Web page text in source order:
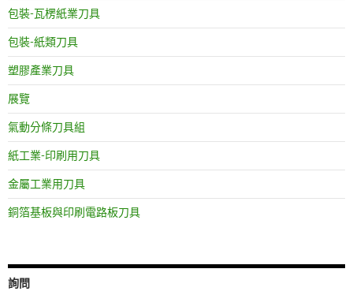
包裝-瓦楞紙業刀具
包裝-紙類刀具
塑膠產業刀具
展覽
氣動分條刀具組
紙工業-印刷用刀具
金屬工業用刀具
銅箔基板與印刷電路板刀具
詢問